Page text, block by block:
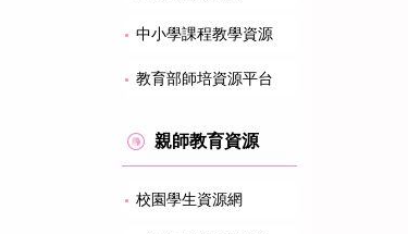
中小學課程教學資源
教育部師培資源平台
親師教育資源
校園學生資源網